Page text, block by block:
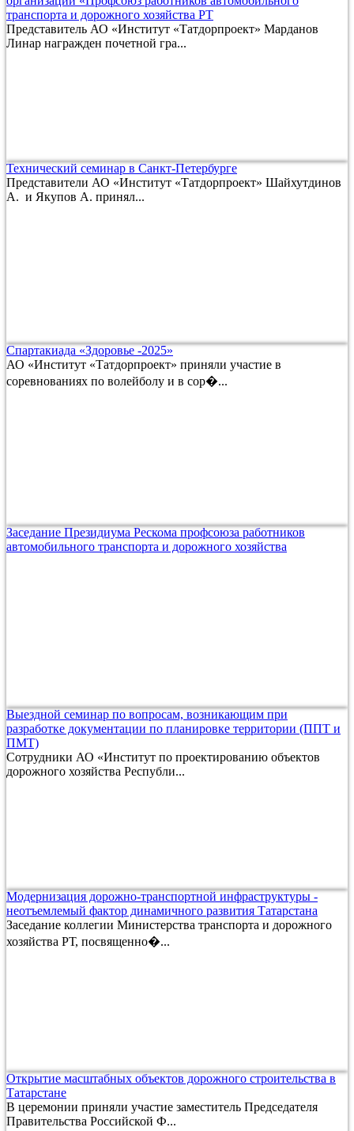
транспорта и дорожного хозяйства РТ
Представитель АО «Институт «Татдорпроект» Марданов
Линар награжден почетной гра...
Технический семинар в Санкт-Петербурге
Представители АО «Институт «Татдорпроект» Шайхутдинов
А. и Якупов А. принял...
Спартакиада «Здоровье -2025»
АО «Институт «Татдорпроект» приняли участие в
соревнованиях по волейболу и в сор�...
Заседание Президиума Рескома профсоюза работников
автомобильного транспорта и дорожного хозяйства
Выездной семинар по вопросам, возникающим при
разработке документации по планировке территории (ППТ и
ПМТ)
Сотрудники АО «Институт по проектированию объектов
дорожного хозяйства Республи...
Модернизация дорожно-транспортной инфраструктуры -
неотъемлемый фактор динамичного развития Татарстана
Заседание коллегии Министерства транспорта и дорожного
хозяйства РТ, посвященно�...
Открытие масштабных объектов дорожного строительства в
Татарстане
В церемонии приняли участие заместитель Председателя
Правительства Российской Ф...